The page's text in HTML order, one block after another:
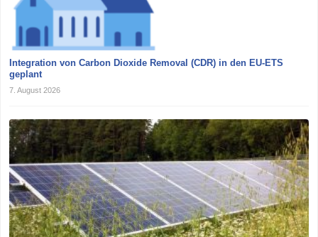
Integration von Carbon Dioxide Removal (CDR) in den EU-ETS
geplant
7. August 2026